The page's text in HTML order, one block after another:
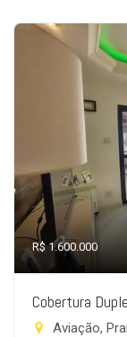
R$ 1.600.000
Cobertura
Aviação,